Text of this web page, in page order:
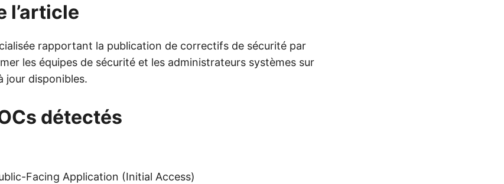
l’article
rapportant la publication de correctifs de sécurité par
les équipes de sécurité et les administrateurs systèmes sur
jour disponibles.
détectés
Facing Application (Initial Access)